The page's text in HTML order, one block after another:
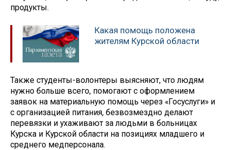
продукты.
Какая помощь положена
жителям Курской области
Также студенты-волонтеры выясняют, что людям
нужно больше всего, помогают с оформлением
заявок на материальную помощь через «Госуслуги» и
с организацией питания, безвозмездно делают
перевязки и ухаживают за людьми в больницах
Курска и Курской области на позициях младшего и
среднего медперсонала.